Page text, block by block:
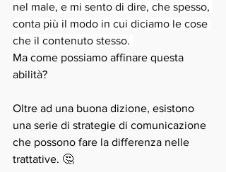
nel male, e mi sento di dire, che spesso,
conta più il modo in cui diciamo le cose
che il contenuto stesso.
Ma come possiamo affinare questa
abilità?
Oltre ad una buona dizione, esistono
una serie di strategie di comunicazione
che possono fare la differenza nelle
trattative. 🤔